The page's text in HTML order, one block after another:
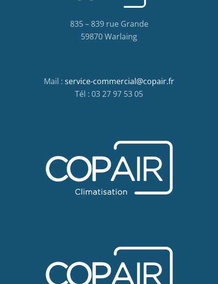
835 – 839 rue Grande
59870 Warlaing
Mail : service-commercial@copair.fr
Tél : 03 27 97 53 05